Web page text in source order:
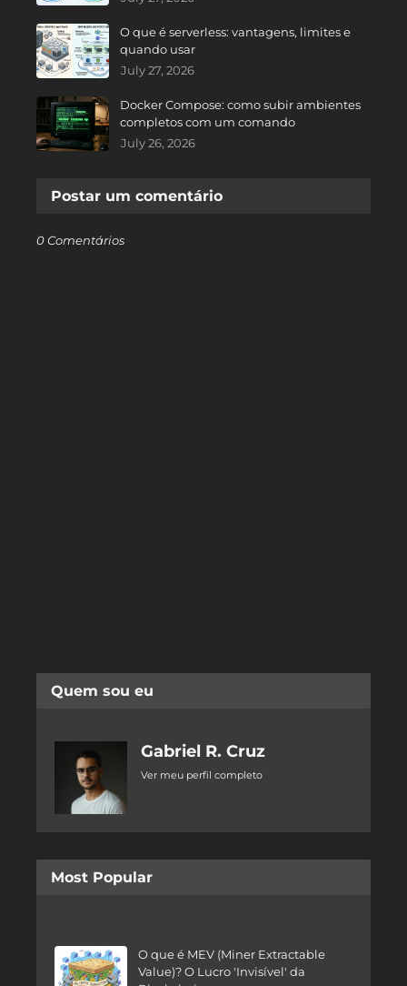
O que é serverless: vantagens, limites e
quando usar
July 27, 2026
Docker Compose: como subir ambientes
completos com um comando
July 26, 2026
Postar um comentário
0 Comentários
Quem sou eu
Gabriel R. Cruz
Ver meu perfil completo
Most Popular
O que é MEV (Miner Extractable
Value)? O Lucro 'Invisível' da